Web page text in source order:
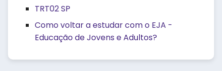
TRT02 SP
Como voltar a estudar com o EJA -
Educação de Jovens e Adultos?